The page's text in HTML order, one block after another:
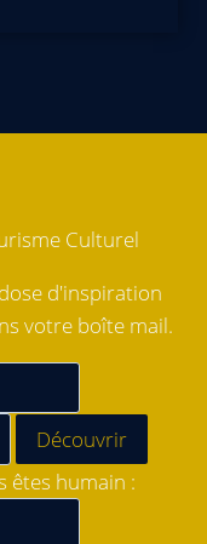
Culturel
d'inspiration
votre boîte mail.
êtes humain :